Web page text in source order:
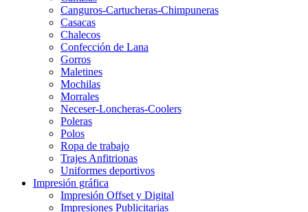
Canguros-Cartucheras-Chimpuneras
Casacas
Chalecos
Confección de Lana
Gorros
Maletines
Mochilas
Morrales
Neceser-Loncheras-Coolers
Poleras
Polos
Ropa de trabajo
Trajes Anfitrionas
Uniformes deportivos
Impresión gráfica
Impresión Offset y Digital
Impresiones Publicitarias